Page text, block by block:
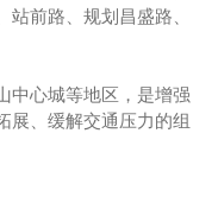
前路、规划昌盛路、
中心城等地区，是增强
展、缓解交通压力的组